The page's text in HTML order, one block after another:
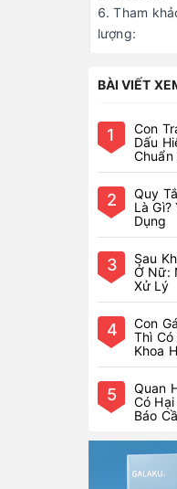
Tham
lượng:
BÀI VIẾT
1
Con
Dấu
Chuẩn
2
Quy
Là
Dụng
3
Sau
Ở Nữ:
Xử Lý
4
Con
Thì
Khoa
5
Quan
Có
Báo